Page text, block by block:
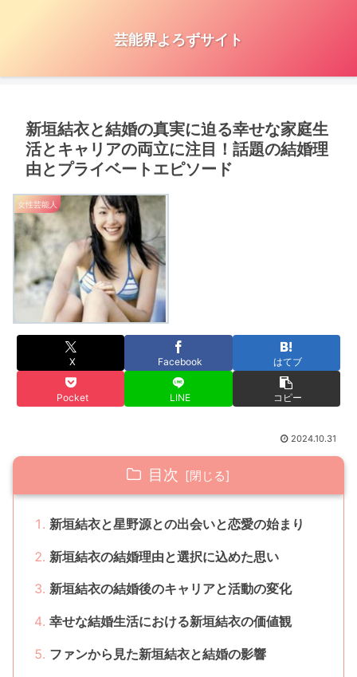
芸能界よろずサイト
新垣結衣と結婚の真実に迫る幸せな家庭生
活とキャリアの両立に注目！話題の結婚理
由とプライベートエピソード
女性芸能人
X Facebook はてブ
Pocket LINE コピー
2024.10.31
目次
新垣結衣と星野源との出会いと恋愛の始まり
新垣結衣の結婚理由と選択に込めた思い
新垣結衣の結婚後のキャリアと活動の変化
幸せな結婚生活における新垣結衣の価値観
ファンから見た新垣結衣と結婚の影響